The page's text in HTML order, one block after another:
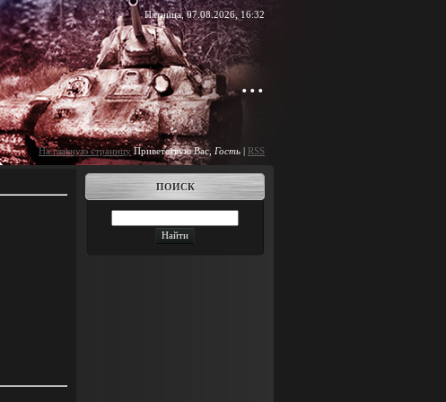
Пятница, 07.08.2026, 16:32
...
На главную страницу Приветствую Вас Гость | RSS
ПОИСК